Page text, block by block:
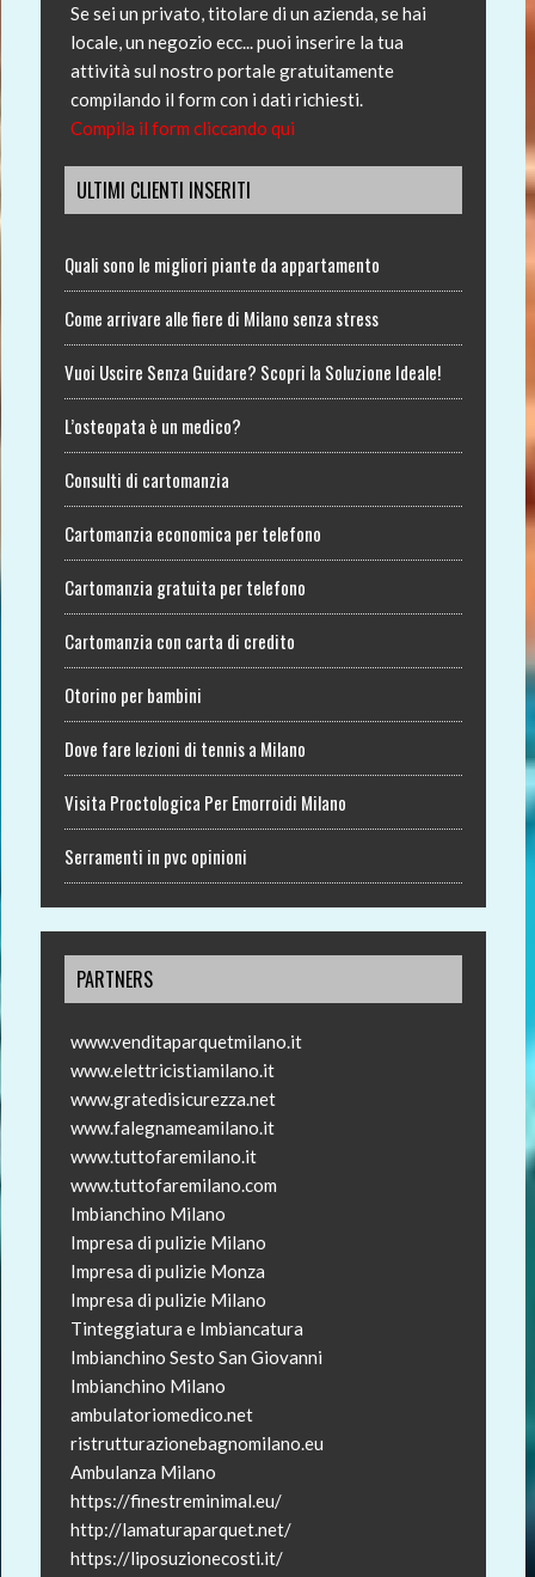
Se sei un privato, titolare di un azienda, se hai
locale, un negozio ecc... puoi inserire la tua
attività sul nostro portale gratuitamente
compilando il form con i dati richiesti.
Compila il form cliccando qui
ULTIMI CLIENTI INSERITI
Quali sono le migliori piante da appartamento
Come arrivare alle fiere di Milano senza stress
Vuoi Uscire Senza Guidare? Scopri la Soluzione Ideale!
L’osteopata è un medico?
Consulti di cartomanzia
Cartomanzia economica per telefono
Cartomanzia gratuita per telefono
Cartomanzia con carta di credito
Otorino per bambini
Dove fare lezioni di tennis a Milano
Visita Proctologica Per Emorroidi Milano
Serramenti in pvc opinioni
PARTNERS
www.venditaparquetmilano.it
www.elettricistiamilano.it
www.gratedisicurezza.net
www.falegnameamilano.it
www.tuttofaremilano.it
www.tuttofaremilano.com
Imbianchino Milano
Impresa di pulizie Milano
Impresa di pulizie Monza
Impresa di pulizie Milano
Tinteggiatura e Imbiancatura
Imbianchino Sesto San Giovanni
Imbianchino Milano
ambulatoriomedico.net
ristrutturazionebagnomilano.eu
Ambulanza Milano
https://finestreminimal.eu/
http://lamaturaparquet.net/
https://liposuzionecosti.it/